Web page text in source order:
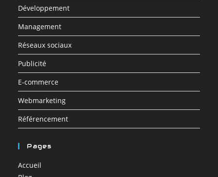
Développement
Management
Réseaux sociaux
Publicité
E-commerce
Webmarketing
Référencement
Pages
Accueil